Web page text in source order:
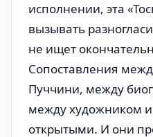
исполнении, эта
вызывать
не ищет
Сопоставления
Пуччини, между
между художником и
открытыми. И они